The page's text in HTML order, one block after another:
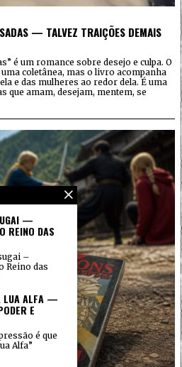
— TALVEZ TRAIÇÕES DEMAIS
é um romance sobre desejo e culpa. O
coletânea, mas o livro acompanha
e das mulheres ao redor dela. É uma
que amam, desejam, mentem, se
—
REINO DAS
–
Reino das
LUA ALFA —
E
é que
Alfa”